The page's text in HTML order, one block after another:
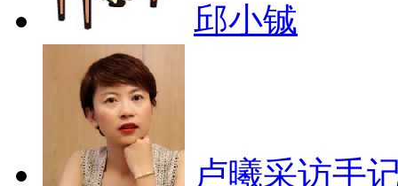
邱小铖
卢曦采访手